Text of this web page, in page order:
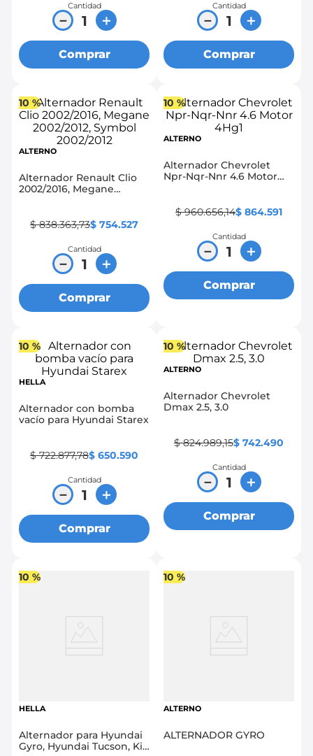
Cantidad
＋
－
Comprar
Cantidad
＋
－
Comprar
10 %
ALTERNO
Alternador Renault Clio
2002/2016, Megane
$ 838.363,73$ 754.527
Cantidad
＋
－
Comprar
10 %
ALTERNO
Alternador Chevrolet
Npr-Nqr-Nnr 4.6 Motor
$ 960.656,14$ 864.591
Cantidad
＋
－
Comprar
10 %
HELLA
Alternador con bomba
vacío para Hyundai Starex
$ 722.877,78$ 650.590
Cantidad
＋
－
Comprar
10 %
ALTERNO
Alternador Chevrolet
Dmax 2.5, 3.0
$ 824.989,15$ 742.490
Cantidad
＋
－
Comprar
10 %
HELLA
Alternador para Hyundai
Gyro, Hyundai Tucson, Kia
10 %
ALTERNO
ALTERNADOR GYRO